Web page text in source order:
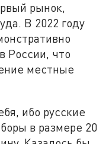
рынок,
В 2022 году
России, что
местные
ибо русские
в размере 20